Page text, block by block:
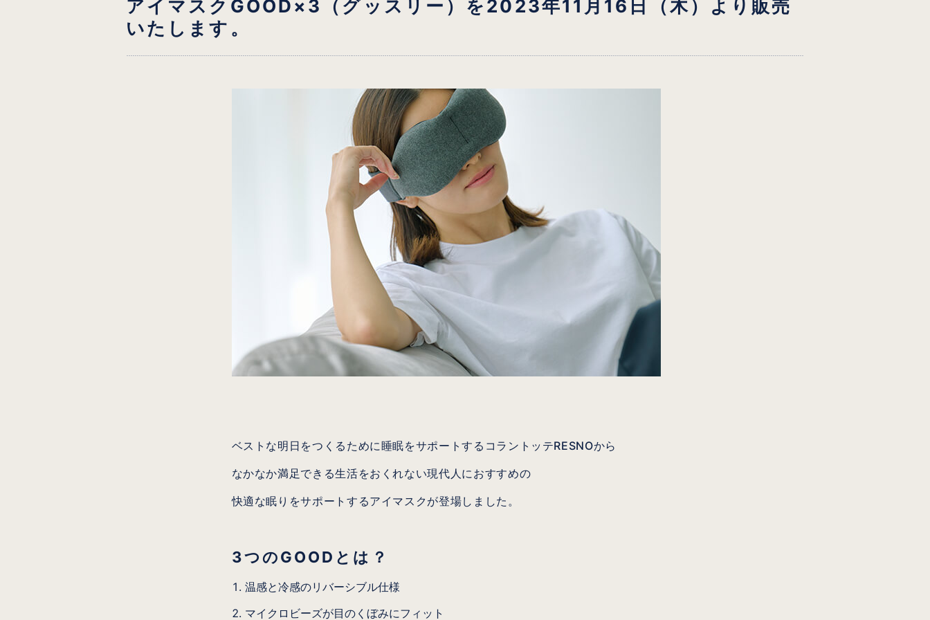
アイマスクGOOD×3（グッスリー）を2023年11月16日（木）より販売
いたします。
ベストな明日をつくるために睡眠をサポートするコラントッテRESNOから
なかなか満足できる生活をおくれない現代人におすすめの
快適な眠りをサポートするアイマスクが登場しました。
3つのGOODとは？
温感と冷感のリバーシブル仕様
マイクロビーズが目のくぼみにフィット